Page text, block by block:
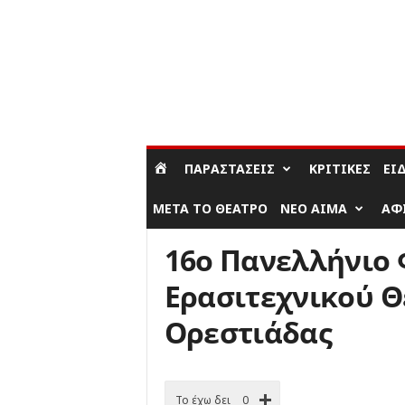
ΠΑΡΑΣΤΆΣΕΙΣ ΚΡΙΤΙΚΈΣ
ΜΕΤΆ ΤΟ ΘΈΑΤΡΟ ΝΈΟ ΑΊΜΑ
16ο Πανελλήνιο
Ερασιτεχνικού
Ορεστιάδας
Το έχω δει 0